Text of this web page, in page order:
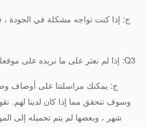
ج: إذا كنت تواجه مشكلة في الجودة ،
Q3: إذا لم نعثر على ما نريده على موقعك الإلكتروني ، فماذا نفعل؟
ج: يمكنك مراسلتنا على أوصاف
وسوف نتحقق مما إذا كان لدينا لهم.
شهر ، وبعضها لم يتم تحميله إلى